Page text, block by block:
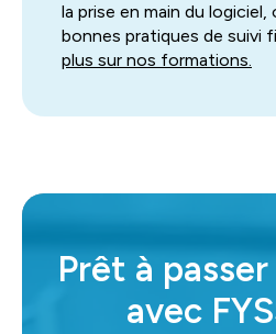
la prise en main du logiciel,
bonnes pratiques de suivi
plus sur nos formations.
Prêt à
avec